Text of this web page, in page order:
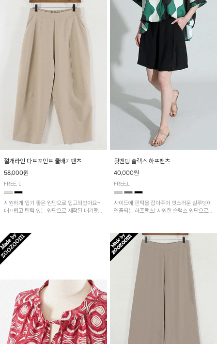
절개라인 다트포인트 쿨배기팬츠
58,000원
FREE, L
시원하게 입기 좋은 원단으로 입고되었어요~
매끄럽고 탄력 있는 원단으로 제작된 배기팬츠
뒷밴딩 슬랙스 하프팬츠
40,000원
FREE,L
사이드에 핀턱을 잡아주어 멋스러운 실루엣이
연출되는 하프팬츠! 시원한 슬랙스 원단으로